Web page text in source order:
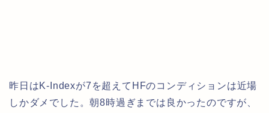
昨日はK-Indexが7を超えてHFのコンディションは近場
しかダメでした。朝8時過ぎまでは良かったのですが、